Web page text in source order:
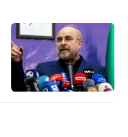
该公司建立了
机构，拥有
计研发团队，